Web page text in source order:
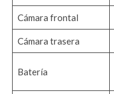
Cámara frontal
Cámara trasera
Batería